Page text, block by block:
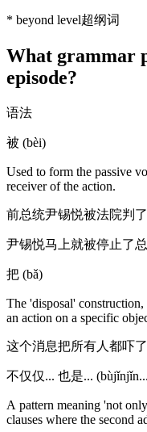
* beyond level超纲词
What grammar
episode?
语法
被 (bèi)
Used to form the passive
receiver of the action.
前总统尹锡悦被法院判了
尹锡悦马上就被停止了总
把 (bǎ)
The 'disposal'
an action on a specific
这个消息把所有人都吓了
不仅仅... 也是...
A pattern meaning 'not
clauses where the second